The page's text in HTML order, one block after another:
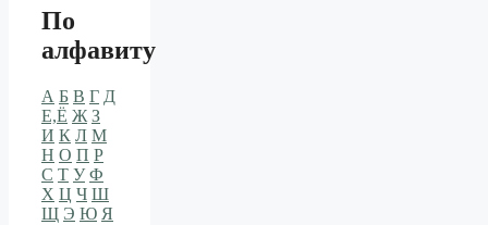
По
алфавиту
А Б В Г Д
Е,Ё Ж З
И К Л М
Н О П Р
С Т У Ф
Х Ц Ч Ш
Щ Э Ю Я